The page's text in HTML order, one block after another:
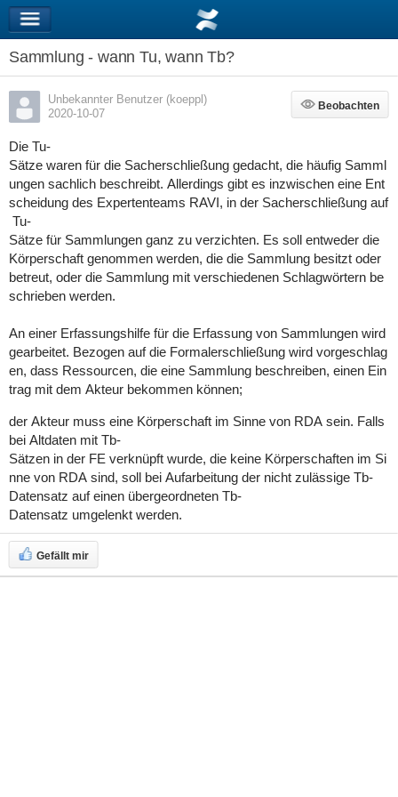
Sammlung - wann Tu, wann Tb?
Unbekannter Benutzer (koeppl)
2020-10-07
Beobachten
Beobachten
Die Tu-
Sätze waren für die Sacherschließung gedacht, die häufig Samml
ungen sachlich beschreibt. Allerdings gibt es inzwischen eine Ent
scheidung des Expertenteams RAVI, in der Sacherschließung auf
Tu-
Sätze für Sammlungen ganz zu verzichten. Es soll entweder die
Körperschaft genommen werden, die die Sammlung besitzt oder
betreut, oder die Sammlung mit verschiedenen Schlagwörtern be
schrieben werden.
An einer Erfassungshilfe für die Erfassung von Sammlungen wird
gearbeitet. Bezogen auf die Formalerschließung wird vorgeschlag
en, dass Ressourcen, die eine Sammlung beschreiben, einen Ein
trag mit dem Akteur bekommen können;
der Akteur muss eine Körperschaft im Sinne von RDA sein. Falls
bei Altdaten mit Tb-
Sätzen in der FE verknüpft wurde, die keine Körperschaften im Si
nne von RDA sind, soll bei Aufarbeitung der nicht zulässige Tb-
Datensatz auf einen übergeordneten Tb-
Datensatz umgelenkt werden.
Gefällt mir